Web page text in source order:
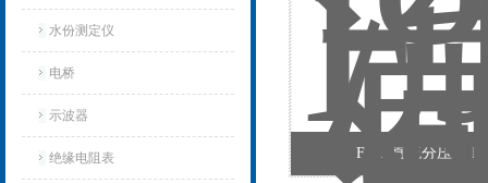
水份测定仪
电桥
示波器
绝缘电阻表 FJ-12直流分压箱